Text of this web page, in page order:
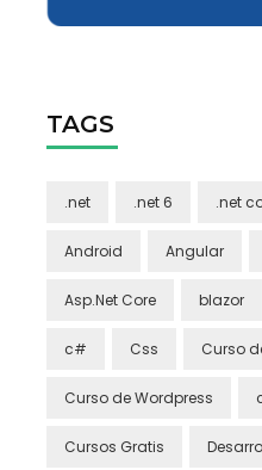
TAGS
.net .net 6 .net
Android Angular
Asp.Net Core blazor
c# Css Curso
Curso de Wordpress
Cursos Gratis